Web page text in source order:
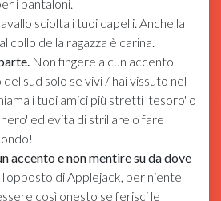
i pantaloni.
sciolta i tuoi capelli. Anche la
collo della ragazza è carina.
Non fingere alcun accento.
sud solo se vivi / hai vissuto nel
i tuoi amici più stretti 'tesoro' o
ed evita di strillare o fare
accento e non mentire su da dove
di Applejack, per niente
così onesto se ferisci le